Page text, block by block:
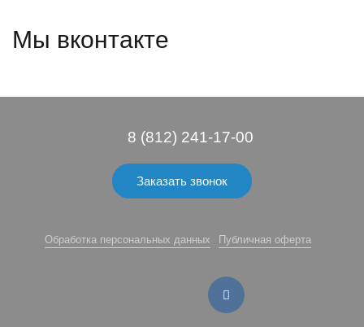
Мы вконтакте
8 (812) 241-17-00
Заказать звонок
Обработка персональных данных Публичная оферта